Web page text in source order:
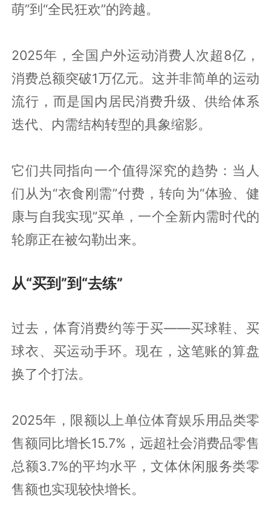
萌”到“全民狂欢”的跨越。
2025年，全国户外运动消费人次超8亿，
消费总额突破1万亿元。这并非简单的运动
流行，而是国内居民消费升级、供给体系
迭代、内需结构转型的具象缩影。
它们共同指向一个值得深究的趋势：当人
们从为“衣食刚需”付费，转向为“体验、健
康与自我实现”买单，一个全新内需时代的
轮廓正在被勾勒出来。
从“买到”到“去练”
过去，体育消费约等于买——买球鞋、买
球衣、买运动手环。现在，这笔账的算盘
换了个打法。
2025年，限额以上单位体育娱乐用品类零
售额同比增长15.7%，远超社会消费品零售
总额3.7%的平均水平，文体休闲服务类零
售额也实现较快增长。